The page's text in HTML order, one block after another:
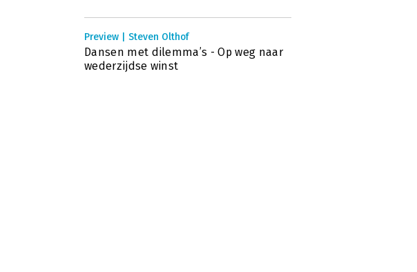
Preview | Steven Olthof
Dansen met dilemma’s - Op weg naar
wederzijdse winst